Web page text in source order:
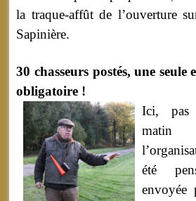
la traque-affût de l’ouverture
Sapinière.
30 chasseurs postés, une
obligatoire !
Ici,
été
envoyée